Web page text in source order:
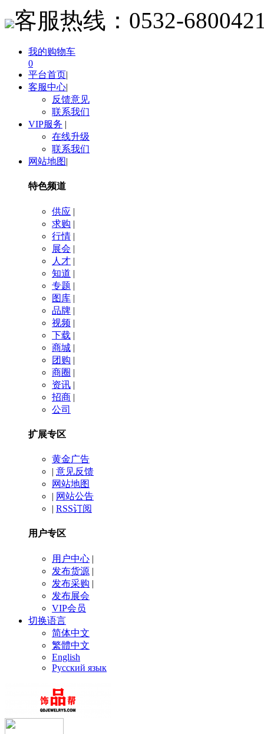
客服热线： 0532-
我的购物车
0
平台首页|
客服中心|
反馈意见
联系我们
VIP服务 |
在线升级
联系我们
网站地图|
特色频道
供应 |
求购 |
行情 |
展会 |
人才 |
知道 |
专题 |
图库 |
品牌 |
视频 |
下载 |
商城 |
团购 |
商圈 |
资讯 |
招商 |
公司
扩展专区
黄金广告
| 意见反馈
网站地图
| 网站公告
| RSS订阅
用户专区
用户中心 |
发布货源 |
发布采购 |
发布展会
VIP会员
切换语言
简体中文
繁體中文
English
Русский язык